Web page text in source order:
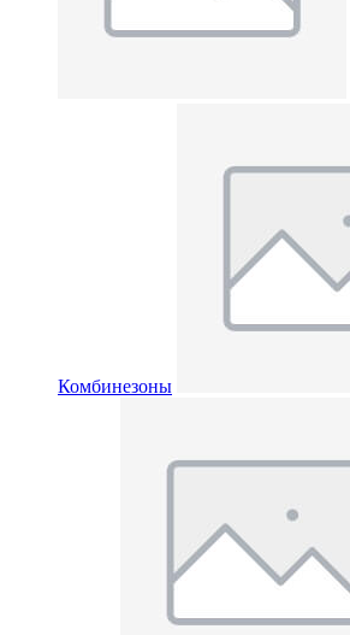
Комбинезоны